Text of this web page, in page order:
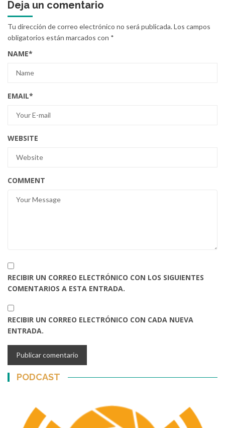
Deja un comentario
Tu dirección de correo electrónico no será publicada.Los campos
obligatorios están marcados con *
NAME*
EMAIL*
WEBSITE
COMMENT
RECIBIR UN CORREO ELECTRÓNICO CON LOS SIGUIENTES
COMENTARIOS A ESTA ENTRADA.
RECIBIR UN CORREO ELECTRÓNICO CON CADA NUEVA
ENTRADA.
PODCAST